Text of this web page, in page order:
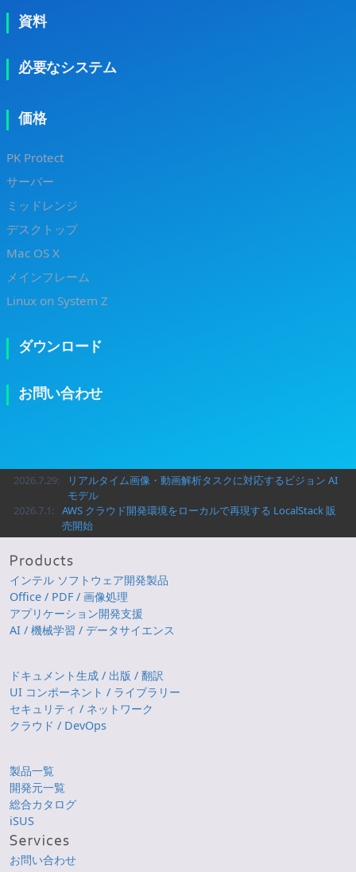
資料
必要なシステム
価格
PK Protect
サーバー
ミッドレンジ
デスクトップ
Mac OS X
メインフレーム
Linux on System Z
ダウンロード
お問い合わせ
2026.7.29:
リアルタイム画像・動画解析タスクに対応するビジョン AI
モデル
2026.7.1:
AWS クラウド開発環境をローカルで再現する LocalStack 販
売開始
インテル ソフトウェア開発製品
Office / PDF / 画像処理
アプリケーション開発支援
AI / 機械学習 / データサイエンス
ドキュメント生成 / 出版 / 翻訳
UI コンポーネント / ライブラリー
セキュリティ / ネットワーク
クラウド / DevOps
製品一覧
開発元一覧
総合カタログ
iSUS
お問い合わせ